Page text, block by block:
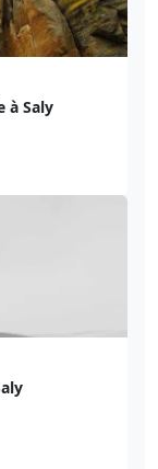
à Saly